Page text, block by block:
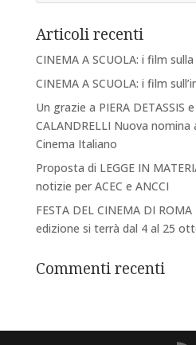
Articoli recenti
CINEMA A SCUOLA: i film
CINEMA A SCUOLA: i film
Un grazie a PIERA DETASSIS
CALANDRELLI Nuova nomina
Cinema Italiano
Proposta di LEGGE IN
notizie per ACEC e ANCCI
FESTA DEL CINEMA DI
edizione si terrà dal 4 al 25
Commenti recenti